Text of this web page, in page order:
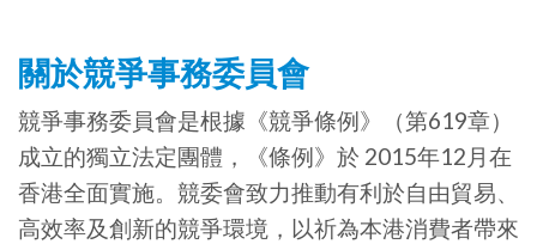
關於競爭事務委員會
競爭事務委員會是根據《競爭條例》（第619章）
成立的獨立法定團體，《條例》於 2015年12月在
香港全面實施。競委會致力推動有利於自由貿易、
高效率及創新的競爭環境，以祈為本港消費者帶來